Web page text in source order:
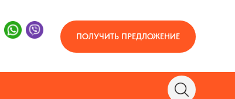
ПОЛУЧИТЬ ПРЕДЛОЖЕНИЕ